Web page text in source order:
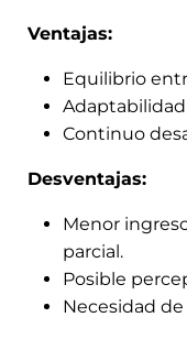
Ventajas:
Equilibrio
Continuo
Desventajas:
Menor
parcial.
Posible
Necesidad